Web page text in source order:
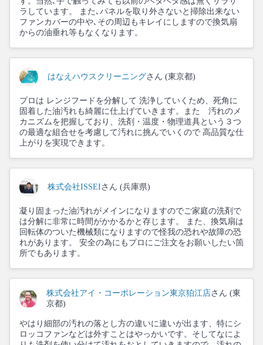
ラしています。 また､パネルを取り外さないと掃除出来ない
ファンカバーの中や､その周辺もキレイにしますので換気扇
からの油垂れ等もなくなります。
はなえハウスクリーニングさん (東京都)
プロは レンジフードを分解して 洗浄していくため、死角に
固着した油汚れも綺麗に仕上げていきます。また 汚れのメ
カニズムを把握しており、洗剤・温度・物理道具という３つ
の最適な組合せを考慮して汚れに挑んでいくので 高品質な仕
上がりを実現できます。
株式会社ISSEI さん (兵庫県)
凝り固まった油汚れがメインになりますのでご家庭の洗剤で
は分解に非常に時間がかかるかと存じます。 また、換気扇は
回転体のついた機械類になりますので怪我の恐れや故障の恐
れがあります。 安全の為にもプロにご注文をお願いしたい箇
所でもあります。
株式会社アイ・コーポレーション東京狛江店さん (東
京都)
やはり細部の汚れの落とし方の違いに違いが出ます、特にシ
ロッコファンなどは外すことはやっかいです。そしてなによ